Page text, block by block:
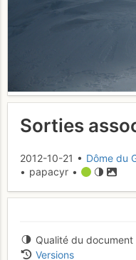
Sorties
2012-10-21 • Dôme du
• papacyr •
Qualité du document
Versions